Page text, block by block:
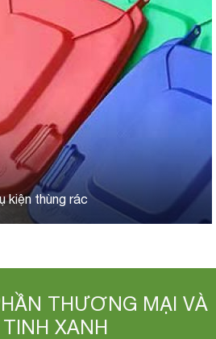
kiện thùng rác
THƯƠNG MẠI VÀ
XANH